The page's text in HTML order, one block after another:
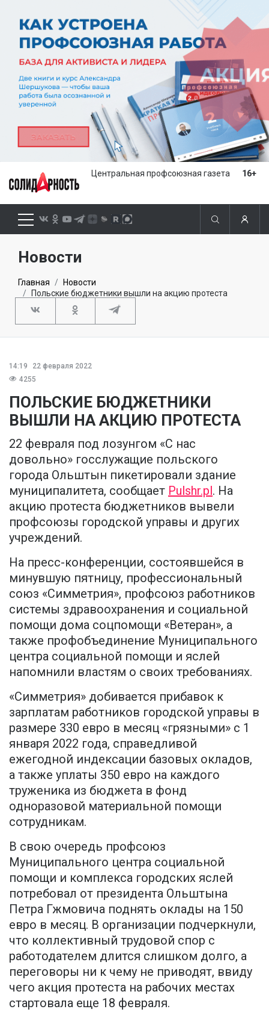
Центральная профсоюзная газета 16+
Новости
Главная
Новости
Польские бюджетники вышли на акцию протеста
14:19
22 февраля 2022
4255
ПОЛЬСКИЕ БЮДЖЕТНИКИ
ВЫШЛИ НА АКЦИЮ ПРОТЕСТА
22 февраля под лозунгом «С нас
довольно» госслужащие польского
города Ольштын пикетировали здание
муниципалитета, сообщает Pulshr.pl. На
акцию протеста бюджетников вывели
профсоюзы городской управы и других
учреждений.
На пресс-конференции, состоявшейся в
минувшую пятницу, профессиональный
союз «Симметрия», профсоюз работников
системы здравоохранения и социальной
помощи дома соцпомощи «Ветеран», а
также профобъединение Муниципального
центра социальной помощи и яслей
напомнили властям о своих требованиях.
«Симметрия» добивается прибавок к
зарплатам работников городской управы в
размере 330 евро в месяц «грязными» с 1
января 2022 года, справедливой
ежегодной индексации базовых окладов,
а также уплаты 350 евро на каждого
труженика из бюджета в фонд
одноразовой материальной помощи
сотрудникам.
В свою очередь профсоюз
Муниципального центра социальной
помощи и комплекса городских яслей
потребовал от президента Ольштына
Петра Гжмовича поднять оклады на 150
евро в месяц. В организации подчеркнули,
что коллективный трудовой спор с
работодателем длится слишком долго, а
переговоры ни к чему не приводят, ввиду
чего акция протеста на рабочих местах
стартовала еще 18 февраля.